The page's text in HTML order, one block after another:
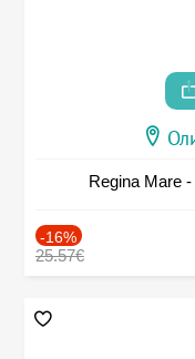
Regina Mare -
-16%
25.57€